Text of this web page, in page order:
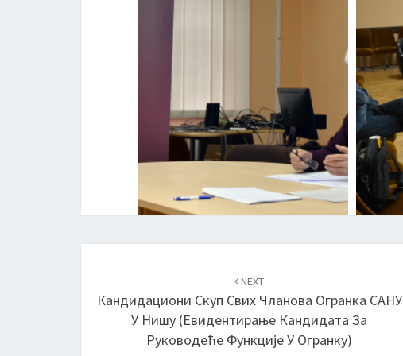
navigation
NEXT
Кандидациони Скуп Свих Чланова Огранка САНУ
У Нишу (евидентирање Кандидата За
Руководеће Функције У Огранку)